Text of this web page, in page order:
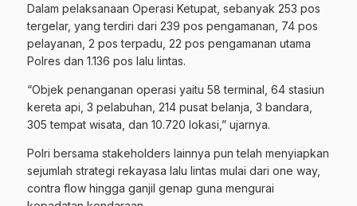
Dalam pelaksanaan Operasi Ketupat, sebanyak 253 pos
tergelar, yang terdiri dari 239 pos pengamanan, 74 pos
pelayanan, 2 pos terpadu, 22 pos pengamanan utama
Polres dan 1.136 pos lalu lintas.
“Objek penanganan operasi yaitu 58 terminal, 64 stasiun
kereta api, 3 pelabuhan, 214 pusat belanja, 3 bandara,
305 tempat wisata, dan 10.720 lokasi,” ujarnya.
Polri bersama stakeholders lainnya pun telah menyiapkan
sejumlah strategi rekayasa lalu lintas mulai dari one way,
contra flow hingga ganjil genap guna mengurai